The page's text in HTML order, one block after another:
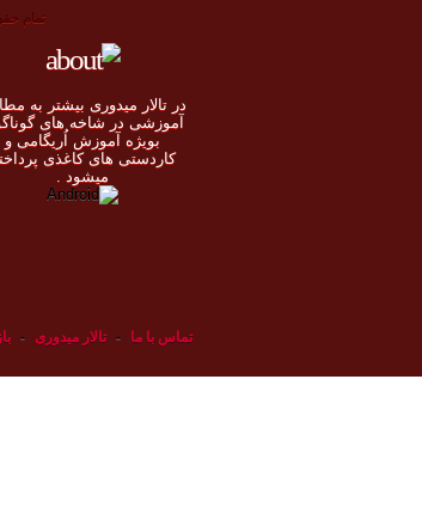
تمام
در تالار میدوری بيشتر به
آموزشی در شاخه های
بویژه آموزش اُريگامی و
کاردستی های کاغذی
ميشود .
تماس با ما - تالار میدوری -